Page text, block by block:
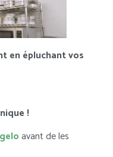
en épluchant vos
!
avant de les